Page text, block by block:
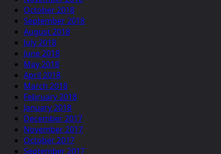
October 2018
September 2018
August 2018
July 2018
June 2018
May 2018
April 2018
March 2018
February 2018
January 2018
December 2017
November 2017
October 2017
September 2017